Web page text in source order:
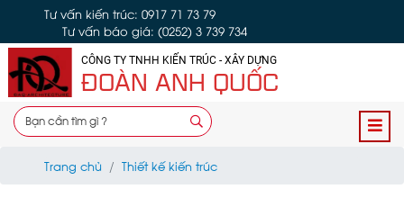
Tư vấn kiến trúc: 0917 71 73 79
Tư vấn báo giá: (0252) 3 739 734
CÔNG TY TNHH KIẾN TRÚC - XÂY DỰNG
ĐOÀN ANH QUỐC
Trang chủ Thiết kế kiến trúc